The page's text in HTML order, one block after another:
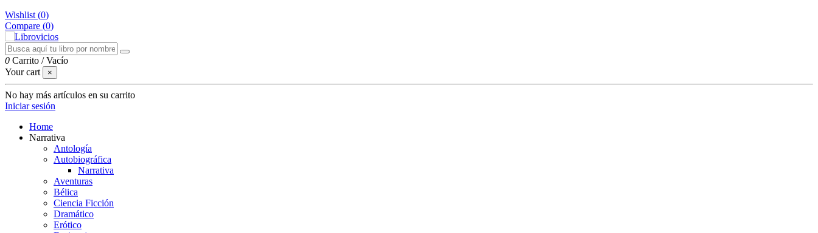
Wishlist (0)
Compare (0)
0 Carrito /Vacío
Your cart
×
No hay más artículos en su carrito
Iniciar sesión
Home
Narrativa
Antología
Autobiográfica
Narrativa
Aventuras
Bélica
Ciencia Ficción
Dramático
Erótico